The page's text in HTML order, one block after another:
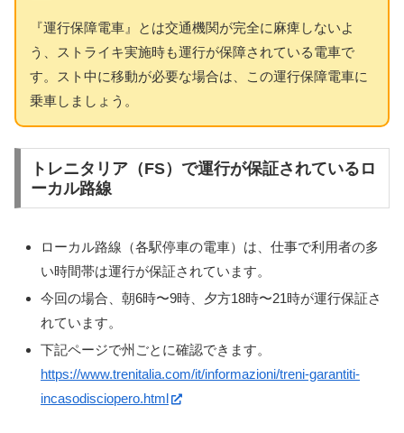
『運行保障電車』とは交通機関が完全に麻痺しないよ
う、ストライキ実施時も運行が保障されている電車で
す。スト中に移動が必要な場合は、この運行保障電車に
乗車しましょう。
トレニタリア（FS）で運行が保証されているロ
ーカル路線
ローカル路線（各駅停車の電車）は、仕事で利用者の多
い時間帯は運行が保証されています。
今回の場合、朝6時〜9時、夕方18時〜21時が運行保証さ
れています。
下記ページで州ごとに確認できます。
https://www.trenitalia.com/it/informazioni/treni-garantiti-
incasodisciopero.html